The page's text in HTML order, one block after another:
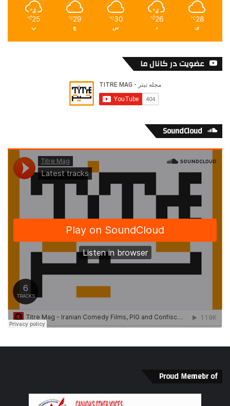
28
℃
ی
26
℃
د
30
℃
س
29
℃
چ
25
℃
پ
عضویت در کانال ما
SoundCloud
Proud Memebr of